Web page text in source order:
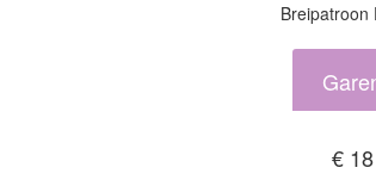
Breipatroon
€ 18